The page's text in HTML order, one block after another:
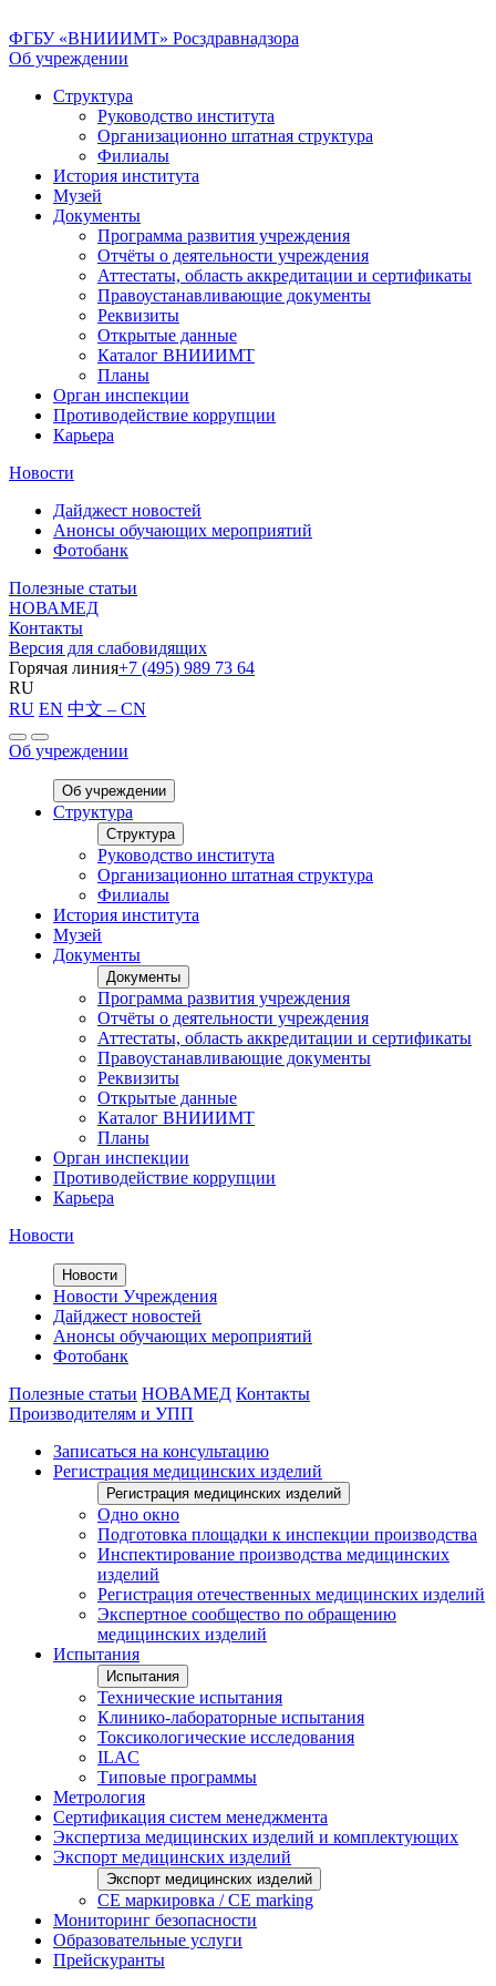
ФГБУ «ВНИИИМТ» Росздравнадзора
Об учреждении
Структура
Руководство института
Организационно штатная структура
Филиалы
История института
Музей
Документы
Программа развития учреждения
Отчёты о деятельности учреждения
Аттестаты, область аккредитации и сертификаты
Правоустанавливающие документы
Реквизиты
Открытые данные
Каталог ВНИИИМТ
Планы
Орган инспекции
Противодействие коррупции
Карьера
Новости
Дайджест новостей
Анонсы обучающих мероприятий
Фотобанк
Полезные статьи
НОВАМЕД
Контакты
Версия для слабовидящих
Горячая линия+7 (495) 989 73 64
RU
RU EN 中文 – CN
Об учреждении
Об учреждении
Структура
Структура
Руководство института
Организационно штатная структура
Филиалы
История института
Музей
Документы
Документы
Программа развития учреждения
Отчёты о деятельности учреждения
Аттестаты, область аккредитации и сертификаты
Правоустанавливающие документы
Реквизиты
Открытые данные
Каталог ВНИИИМТ
Планы
Орган инспекции
Противодействие коррупции
Карьера
Новости
Новости
Новости Учреждения
Дайджест новостей
Анонсы обучающих мероприятий
Фотобанк
Полезные статьи НОВАМЕД Контакты
Производителям и УПП
Записаться на консультацию
Регистрация медицинских изделий
Регистрация медицинских изделий
Одно окно
Подготовка площадки к инспекции производства
Инспектирование производства медицинских
изделий
Регистрация отечественных медицинских изделий
Экспертное сообщество по обращению
медицинских изделий
Испытания
Испытания
Технические испытания
Клинико-лабораторные испытания
Токсикологические исследования
ILAС
Типовые программы
Метрология
Сертификация систем менеджмента
Экспертиза медицинских изделий и комплектующих
Экспорт медицинских изделий
Экспорт медицинских изделий
CE маркировка / CE marking
Мониторинг безопасности
Образовательные услуги
Прейскуранты